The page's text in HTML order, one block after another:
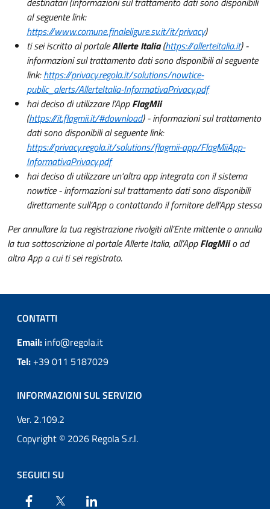
al seguente link:
https://www.comune.finaleligure.sv.it/it/privacy)
ti sei iscritto al portaleAllerte Italia(https://allerteitalia.it) -
informazioni sul trattamento dati sono disponibili al seguente
link:https://privacy.regola.it/solutions/nowtice-
public_alerts/AllerteItalia-InformativaPrivacy.pdf
hai deciso di utilizzare l’AppFlagMii
(https://it.flagmii.it/#download) - informazioni sul trattamento
dati sono disponibili al seguente link:
https://privacy.regola.it/solutions/flagmii-app/FlagMiiApp-
InformativaPrivacy.pdf
hai deciso di utilizzare un'altra app integrata con il sistema
nowtice - informazioni sul trattamento dati sono disponibili
direttamente sull’App o contattando il fornitore dell’App stessa
Per annullare la tua registrazione rivolgiti all’Ente mittente o annulla
la tua sottoscrizione al portale Allerte Italia, all’AppFlagMiio ad
altra App a cui ti sei registrato.
CONTATTI
Email: info@regola.it
Tel: +39 011 5187029
INFORMAZIONI SUL SERVIZIO
Ver. 2.109.2
Copyright © 2026 Regola S.r.l.
SEGUICI SU
Facebook